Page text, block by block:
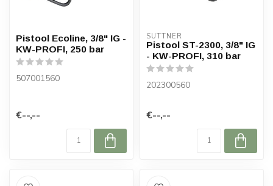
Pistool Ecoline, 3/8" IG -
KW-PROFI, 250 bar
507001560
€--,--
SUTTNER
Pistool ST-2300, 3/8" IG
- KW-PROFI, 310 bar
202300560
€--,--